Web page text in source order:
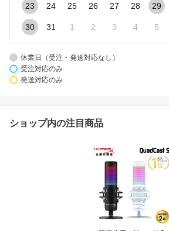
23 24 25 26 27 28 29
30 31 1 2 3 4 5
休業日（受注・発送対応なし）
受注対応のみ
発送対応のみ
ショップ内の注目商品